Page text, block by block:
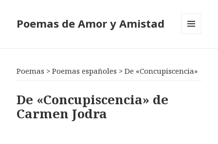
Poemas de Amor y Amistad
Poemas >Poemas españoles >De «Concupiscencia»
De «Concupiscencia» de
Carmen Jodra